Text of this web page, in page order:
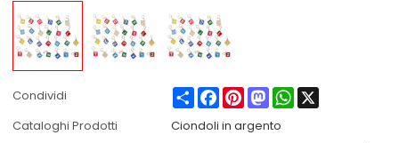
Condividi ShareFacebook
PinterestMastodonWhatsApp
Cataloghi Prodotti
Ciondoli in argento